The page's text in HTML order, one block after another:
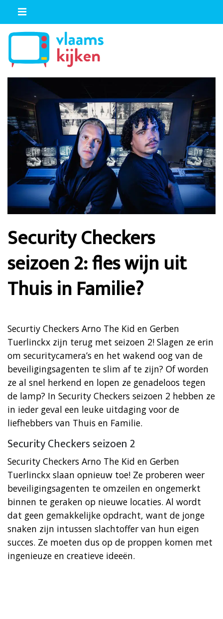
Security Checkers
seizoen 2: fles wijn uit
Thuis in Familie?
Securtiy Checkers Arno The Kid en Gerben
Tuerlinckx zijn terug met seizoen 2! Slagen ze erin
om securitycamera’s en het wakend oog van de
beveiligingsagenten te slim af te zijn? Of worden
ze al snel herkend en lopen ze genadeloos tegen
de lamp? In Security Checkers seizoen 2 hebben ze
in ieder geval een leuke uitdaging voor de
liefhebbers van Thuis en Familie.
Security Checkers seizoen 2
Security Checkers Arno The Kid en Gerben
Tuerlinckx slaan opnieuw toe! Ze proberen weer
beveiligingsagenten te omzeilen en ongemerkt
binnen te geraken op nieuwe locaties. Al wordt
dat geen gemakkelijke opdracht, want de jonge
snaken zijn intussen slachtoffer van hun eigen
succes. Ze moeten dus op de proppen komen met
ingenieuze en creatieve ideeën.